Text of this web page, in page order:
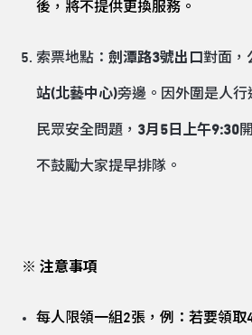
後，將不提供更換服務。
索票地點： 劍潭路3號出口對面，
站(北藝中心)旁邊。因外圍是人
民眾安全問題， 3月5日上午9:30
不鼓勵大家提早排隊。
※ 注意事項
每人限領一組2張，例：若要領取